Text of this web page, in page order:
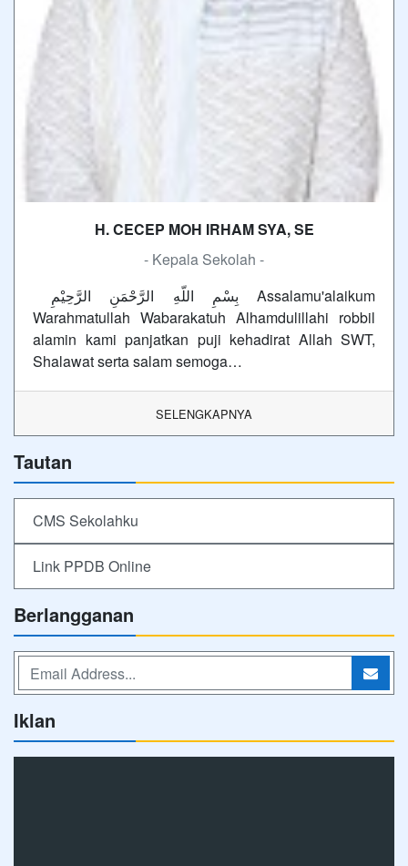
H. CECEP MOH IRHAM SYA, SE
- Kepala Sekolah -
Warahmatullah Wabarakatuh Alhamdulillahi robbil
alamin kami panjatkan puji kehadirat Allah SWT,
Shalawat serta salam semoga…
SELENGKAPNYA
Tautan
CMS Sekolahku
Link PPDB Online
Berlangganan
Iklan